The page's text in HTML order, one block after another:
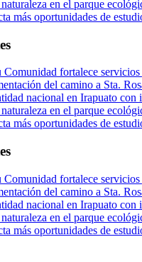
en el parque
más oportunidades de
Comunidad fortalece
del camino a Sta.
nacional en Irapuato con
en el parque
más oportunidades de
Comunidad fortalece
del camino a Sta.
nacional en Irapuato con
en el parque
más oportunidades de